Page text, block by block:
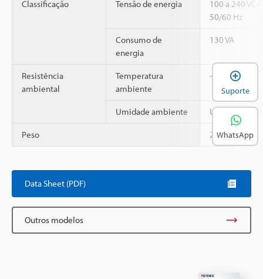
Classificação Tensão de energia
100 a 240
50/60 Hz
Consumo de
energia
130 VA
Resistência
ambiental
Temperatura
ambiente
+5 to 40°C
Umidade ambiente UR de até
Peso 23,8 kg
Data Sheet (PDF)
Outros modelos
Suporte
WhatsApp